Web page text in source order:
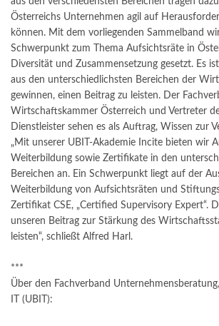
Österreichs Unternehmen agil auf
können. Mit dem vorliegenden Sammelband
Schwerpunkt zum Thema Aufsichtsräte in
Diversität und Zusammensetzung gesetzt. Es
aus den unterschiedlichsten Bereichen der
gewinnen, einen Beitrag zu leisten. Der
Wirtschaftskammer Österreich und Vertreter
Dienstleister sehen es als Auftrag, Wissen zur
„Mit unserer UBIT-Akademie Incite bieten wir
Weiterbildung sowie Zertifikate in den
Bereichen an. Ein Schwerpunkt liegt auf der
Weiterbildung von Aufsichtsräten und
Zertifikat CSE, „Certified Supervisory Expert“.
unseren Beitrag zur Stärkung des
leisten“, schließt Alfred Harl.
***
Über den Fachverband
IT (UBIT):